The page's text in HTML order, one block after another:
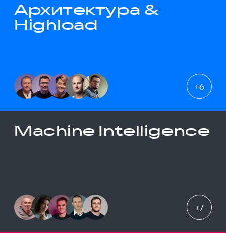
Архитектура &
Highload
+6
Machine Intelligence
+7